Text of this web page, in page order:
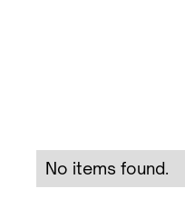
No items found.